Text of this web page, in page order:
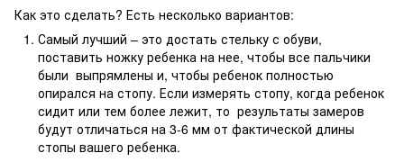
Как это сделать? Есть несколько вариантов:
Самый лучший – это достать стельку с обуви,
поставить ножку ребенка на нее, чтобы все пальчики
были выпрямлены и, чтобы ребенок полностью
опирался на стопу. Если измерять стопу, когда ребенок
сидит или тем более лежит, то результаты замеров
будут отличаться на 3-6 мм от фактической длины
стопы вашего ребенка.